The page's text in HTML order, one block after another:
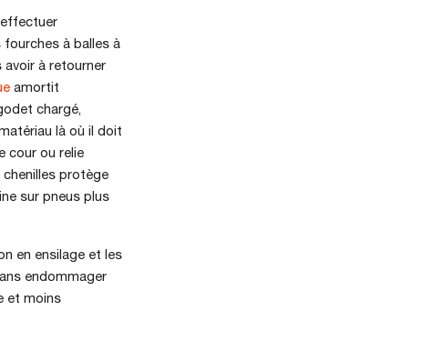
fourches à balles à
avoir à retourner
amortit
chargé,
là où il doit
cour ou relie
protège
sur pneus plus
en ensilage et les
endommager
et moins